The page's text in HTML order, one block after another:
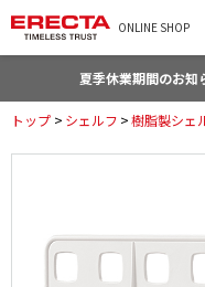
ONLINE SHOP
夏季休業期間のお知
トップ > シェルフ >樹脂製シェ